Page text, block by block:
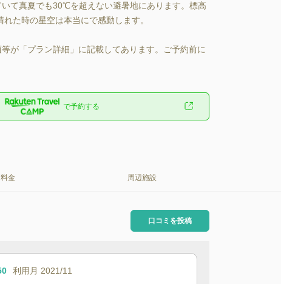
て真夏でも30℃を超えない避暑地にあります。標高
た時の星空は本当にで感動します。
が「プラン詳細」に記載してあります。ご予約前に
で予約する
料金 周辺施設
口コミを投稿
利用月 2021/11